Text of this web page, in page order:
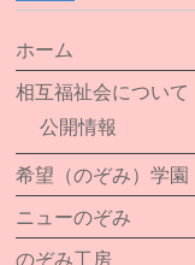
ホーム
相互福祉会について
公開情報
希望（のぞみ）学園
ニューのぞみ
のぞみ工房